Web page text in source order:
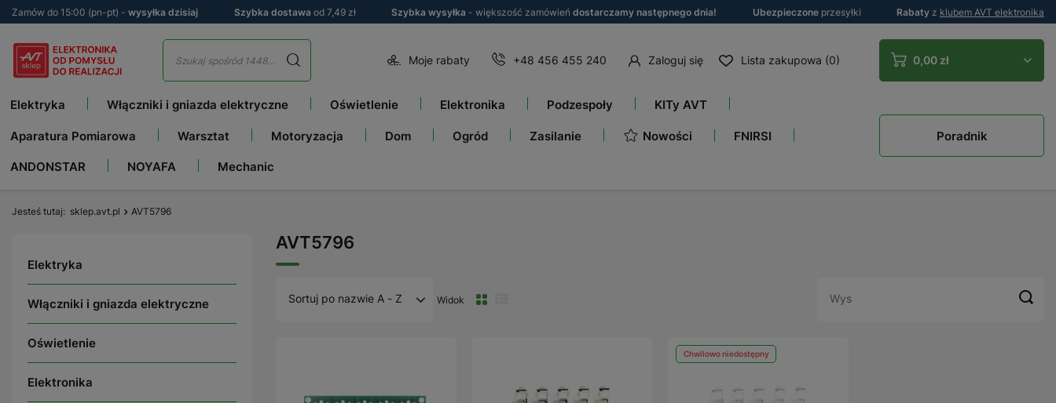
Zamów do 15:00 (pn-pt) - wysyłka dzisiaj Szybka dostawa od 7,49 zł Szybka wysyłka - większość zamówień dostarczamy następnego dnia! Ubezpieczone przesyłki Rabaty z klubem AVT elektronika
Moje rabaty +48 456 455 240 Zaloguj się Lista zakupowa (0) 0,00 zł
Elektryka Włączniki i gniazda elektryczne Oświetlenie Elektronika Podzespoły KITy AVT
Aparatura Pomiarowa Warsztat Motoryzacja Dom Ogród Zasilanie Nowości FNIRSI
ANDONSTAR NOYAFA Mechanic
Poradnik
Jesteś tutaj sklep.avt.pl AVT5796
Elektryka
Włączniki i gniazda elektryczne
Oświetlenie
Elektronika
AVT5796
Sortuj po nazwie A - Z Widok
Chwilowo niedostępny